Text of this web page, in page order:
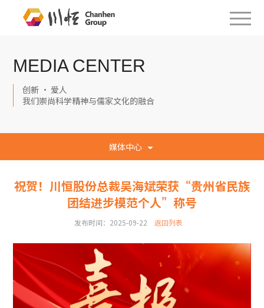
MEDIA CENTER
创新 · 爱人
我们崇尚科学精神与儒家文化的融合
媒体中心
祝贺！川恒股份总裁吴海斌荣获“贵州省民族
团结进步模范个人”称号
发布时间：2025-09-22 返回列表